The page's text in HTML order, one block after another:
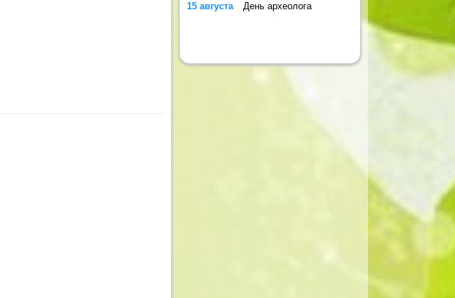
15 августа
День археолога